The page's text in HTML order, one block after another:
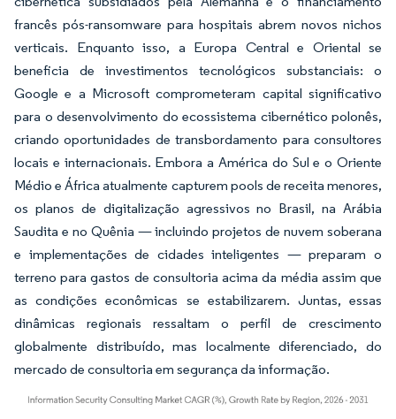
francês pós-ransomware para hospitais abrem novos nichos
verticais. Enquanto isso, a Europa Central e Oriental se
beneficia de investimentos tecnológicos substanciais: o
Google e a Microsoft comprometeram capital significativo
para o desenvolvimento do ecossistema cibernético polonês,
criando oportunidades de transbordamento para consultores
locais e internacionais. Embora a América do Sul e o Oriente
Médio e África atualmente capturem pools de receita menores,
os planos de digitalização agressivos no Brasil, na Arábia
Saudita e no Quênia — incluindo projetos de nuvem soberana
e implementações de cidades inteligentes — preparam o
terreno para gastos de consultoria acima da média assim que
as condições econômicas se estabilizarem. Juntas, essas
dinâmicas regionais ressaltam o perfil de crescimento
globalmente distribuído, mas localmente diferenciado, do
mercado de consultoria em segurança da informação.